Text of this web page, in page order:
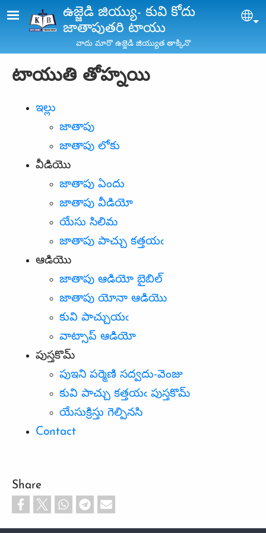
Skip to main contentఉజ్జెడి జియ్యు- కువి కోదు
జాతాపుతరి టాయు
వాదు మారొ ఉజ్జెడి జియ్యుత తాక్కినొ
టాయుతి తోహ్నయి
ఇల్లు
జాతాపు
జాతాపు లోకు
వీడియొ
జాతాపు ఏందు
జాతాపు వీడియో
యేసు సిలిమ
జాతాపు పాచ్చు కత్తయఁ
ఆడియొ
జాతాపు ఆడియో బైబిల్‌
జాతాపు యోనా ఆడియొ
కువి పాచ్చుయఁ
వాట్సాప్‌ ఆడియో
పుస్తకొమ్‌
పుఇని పర్మెణి సద్వదు-వెంజు
కువి పాచ్చు కత్తయఁ పుస్తకొమ్
యేసుక్రిస్తు గెల్పినసి
Contact
Share